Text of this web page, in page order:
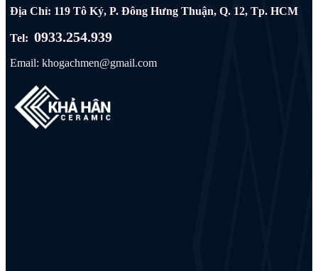
Địa Chỉ: 119 Tô Ký, P. Đông Hưng Thuận, Q. 12, Tp. HCM
Tel:0933.254.939
Email: khogachmen@gmail.com